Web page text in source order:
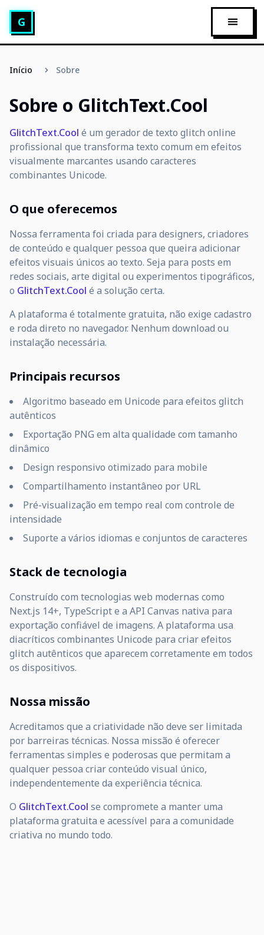
Gerador de Texto Glitch
G ABRIR
Início Sobre
Sobre o GlitchText.Cool
GlitchText.Cool é um gerador de texto glitch online
profissional que transforma texto comum em efeitos
visualmente marcantes usando caracteres
combinantes Unicode.
O que oferecemos
Nossa ferramenta foi criada para designers, criadores
de conteúdo e qualquer pessoa que queira adicionar
efeitos visuais únicos ao texto. Seja para posts em
redes sociais, arte digital ou experimentos tipográficos,
o GlitchText.Cool é a solução certa.
A plataforma é totalmente gratuita, não exige cadastro
e roda direto no navegador. Nenhum download ou
instalação necessária.
Principais recursos
Algoritmo baseado em Unicode para efeitos glitch
autênticos
Exportação PNG em alta qualidade com tamanho
dinâmico
Design responsivo otimizado para mobile
Compartilhamento instantâneo por URL
Pré-visualização em tempo real com controle de
intensidade
Suporte a vários idiomas e conjuntos de caracteres
Stack de tecnologia
Construído com tecnologias web modernas como
Next.js 14+, TypeScript e a API Canvas nativa para
exportação confiável de imagens. A plataforma usa
diacríticos combinantes Unicode para criar efeitos
glitch autênticos que aparecem corretamente em todos
os dispositivos.
Nossa missão
Acreditamos que a criatividade não deve ser limitada
por barreiras técnicas. Nossa missão é oferecer
ferramentas simples e poderosas que permitam a
qualquer pessoa criar conteúdo visual único,
independentemente da experiência técnica.
O GlitchText.Cool se compromete a manter uma
plataforma gratuita e acessível para a comunidade
criativa no mundo todo.